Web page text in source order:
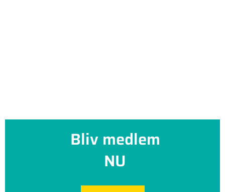
Bliv medlem
NU